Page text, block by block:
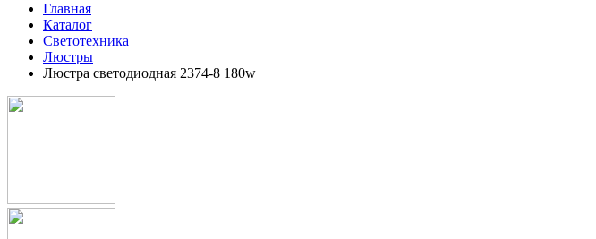
Главная
Каталог
Светотехника
Люстры
Люстра светодиодная 2374-8 180w